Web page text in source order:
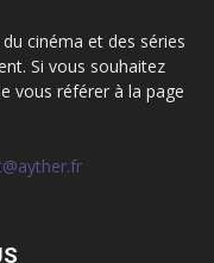
cinéma et des séries
Si vous souhaitez
vous référer à la page